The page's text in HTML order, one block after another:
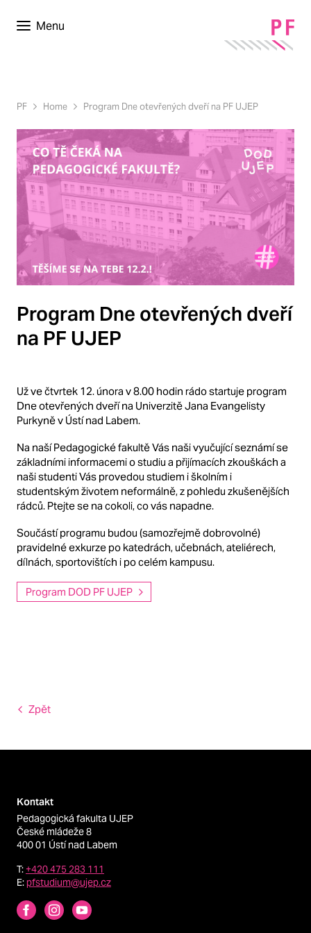
Menu
PF Home Program Dne otevřených dveří na PF UJEP
Program Dne otevřených dveří
na PF UJEP
Už ve čtvrtek 12. února v 8.00 hodin rádo startuje program
Dne otevřených dveří na Univerzitě Jana Evangelisty
Purkyně v Ústí nad Labem.
Na naší Pedagogické fakultě Vás naši vyučující seznámí se
základními informacemi o studiu a přijímacích zkouškách a
naši studenti Vás provedou studiem i školním i
studentským životem neformálně, z pohledu zkušenějších
rádců. Ptejte se na cokoli, co vás napadne.
Součástí programu budou (samozřejmě dobrovolné)
pravidelné exkurze po katedrách, učebnách, ateliérech,
dílnách, sportovištích i po celém kampusu.
Program DOD PF UJEP
Zpět
Kontakt
Pedagogická fakulta UJEP
České mládeže 8
400 01 Ústí nad Labem
T:+420 475 283 111
E:pfstudium@ujep.cz